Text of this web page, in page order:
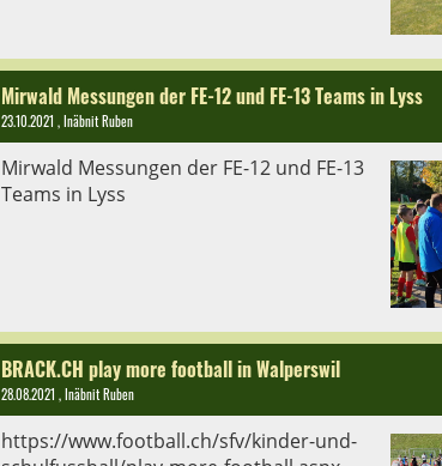
Mirwald Messungen der FE-12 und FE-13 Teams in Lyss
23.10.2021 , Inäbnit Ruben
Mirwald Messungen der FE-12 und FE-13
Teams in Lyss
BRACK.CH play more football in Walperswil
28.08.2021 , Inäbnit Ruben
https://www.football.ch/sfv/kinder-und-